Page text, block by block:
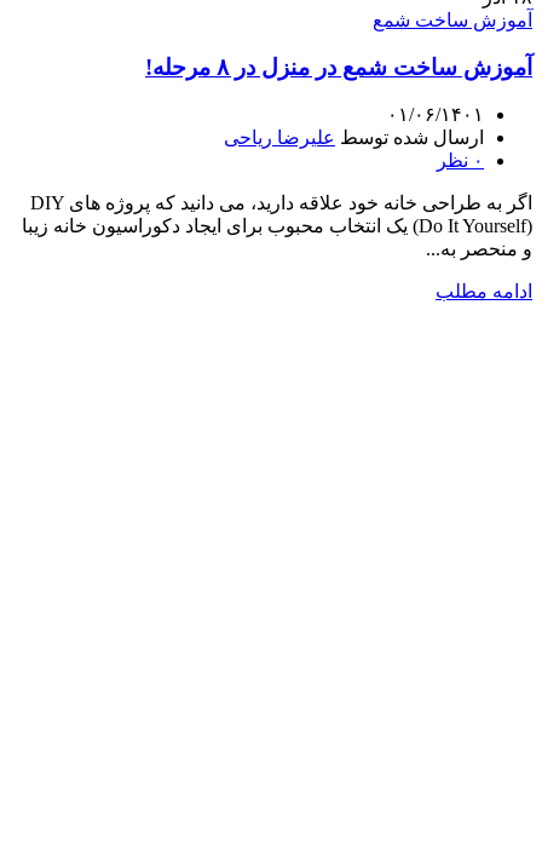
آموزش ساخت شمع
آموزش ساخت شمع در منزل در ۸ مرحله!
۰۱/۰۶/۱۴۰۱
ارسال شده توسط علیرضا ریاحی
۰ نظر
اگر به طراحی خانه خود علاقه دارید، می دانید که پروژه های DIY
(Do It Yourself) یک انتخاب محبوب برای ایجاد دکوراسیون خانه زیبا
و منحصر به...
ادامه مطلب